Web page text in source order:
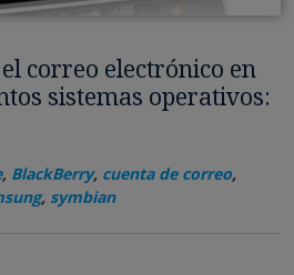
correo electrónico en
sistemas operativos:
, BlackBerry, cuenta de correo,
, symbian